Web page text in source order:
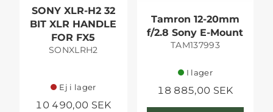
SONY XLR-H2 32
BIT XLR HANDLE
FOR FX5
SONXLRH2
Ej i lager
10 490,00 SEK
Tamron 12-20mm
f/2.8 Sony E-Mount
TAM137993
I lager
18 885,00 SEK